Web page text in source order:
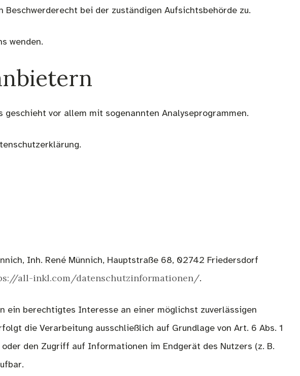
bei der zuständigen Aufsichtsbehörde zu.
wenden.
vor allem mit sogenannten Analyseprogrammen.
Inh. René Münnich, Hauptstraße 68, 02742 Friedersdorf
all-inkl.com/datenschutzinformationen/.
ein berechtigtes Interesse an einer möglichst zuverlässigen
die Verarbeitung ausschließlich auf Grundlage von Art. 6 Abs. 1
den Zugriff auf Informationen im Endgerät des Nutzers (z. B.